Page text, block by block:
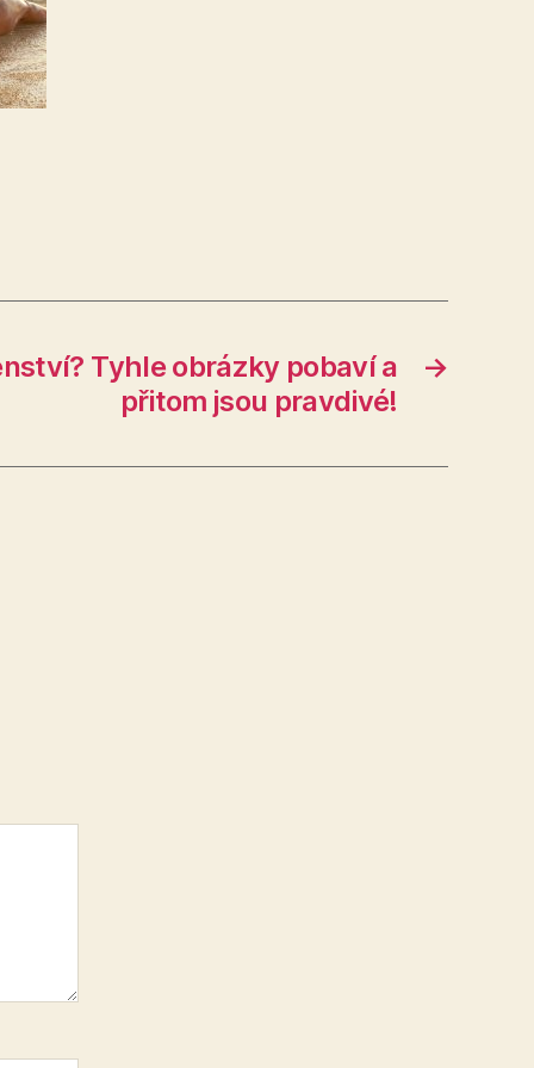
→
Tyhle obrázky pobaví a
přitom jsou pravdivé!